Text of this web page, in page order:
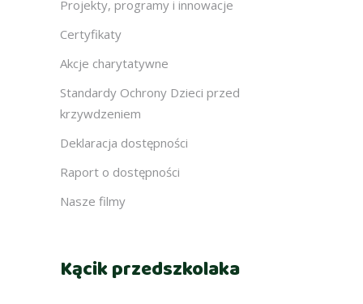
Projekty, programy i innowacje
Certyfikaty
Akcje charytatywne
Standardy Ochrony Dzieci przed
krzywdzeniem
Deklaracja dostępności
Raport o dostępności
Nasze filmy
Kącik przedszkolaka